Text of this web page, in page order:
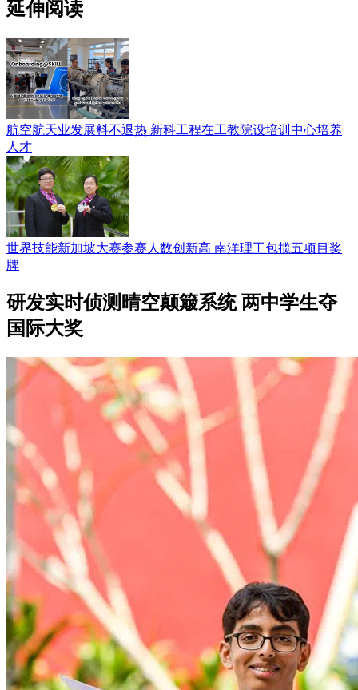
延伸阅读
航空航天业发展料不退热 新科工程在工教院设培训中心培养
人才
世界技能新加坡大赛参赛人数创新高 南洋理工包揽五项目奖
牌
研发实时侦测晴空颠簸系统 两中学生夺
国际大奖